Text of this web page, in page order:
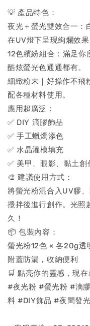
💡 產品特色：
夜光＋螢光雙效合一：
在UV燈下呈現絢爛效果
12色繽紛組合：滿足你
酷炫螢光色通通都有。
細緻粉末｜好操作不飛
配各種材料使用。
應用超廣泛：
✅ DIY 滴膠飾品
✅ 手工蠟燭添色
✅ 水晶灌模填充
✅ 美甲、眼影、黏土創
🎨 建議使用方式：
將螢光粉混合入UV膠
攪拌後進行創作。光照
久！
📦 包裝內容：
螢光粉12色 × 各20g透
附蓋防漏，收納便利
🛒 點亮你的靈感，現在
#夜光粉 #螢光粉 #滴
料 #DIY飾品 #夜間發光